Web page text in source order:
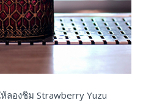
ลองชิม Strawberry Yuzu